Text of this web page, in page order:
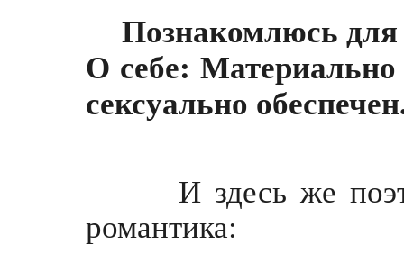
Познакомлюсь
О себе: Материально
сексуально
И здесь же
романтика: